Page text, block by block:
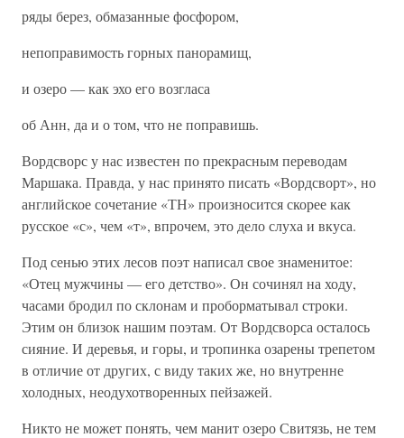
ряды берез, обмазанные фосфором,
непоправимость горных панорамищ,
и озеро — как эхо его возгласа
об Анн, да и о том, что не поправишь.
Вордсворс у нас известен по прекрасным переводам
Маршака. Правда, у нас принято писать «Вордсворт», но
английское сочетание «ТН» произносится скорее как
русское «с», чем «т», впрочем, это дело слуха и вкуса.
Под сенью этих лесов поэт написал свое знаменитое:
«Отец мужчины — его детство». Он сочинял на ходу,
часами бродил по склонам и проборматывал строки.
Этим он близок нашим поэтам. От Вордсворса осталось
сияние. И деревья, и горы, и тропинка озарены трепетом
в отличие от других, с виду таких же, но внутренне
холодных, неодухотворенных пейзажей.
Никто не может понять, чем манит озеро Свитязь, не тем